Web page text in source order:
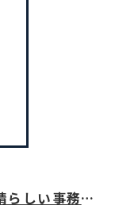
これからも依頼者に寄り添った素晴らしい事務所であって下さい